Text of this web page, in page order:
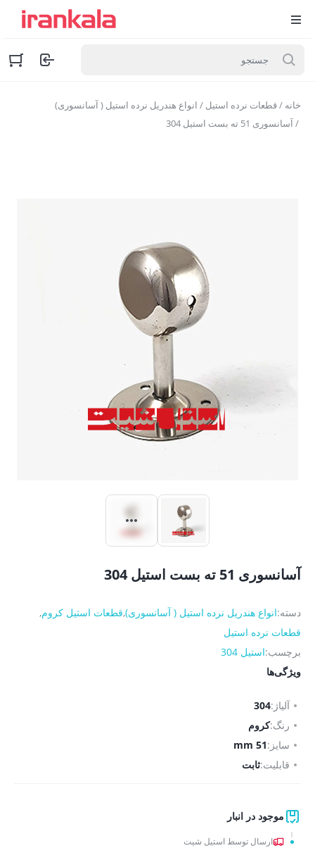
خانه /قطعات نرده استیل / انواع هندریل نرده استیل ( آسانسوری)
/ آسانسوری 51 ته بست استیل 304
آسانسوری 51 ته بست استیل 304
دسته:انواع هندریل نرده استیل ( آسانسوری),قطعات استیل کروم,
قطعات نرده استیل
برچسب:استیل 304
ویژگی‌ها
آلیاژ:304
رنگ:کروم
سایز:51 mm
قابلیت:ثابت
موجود در انبار
ارسال توسط استیل شیت